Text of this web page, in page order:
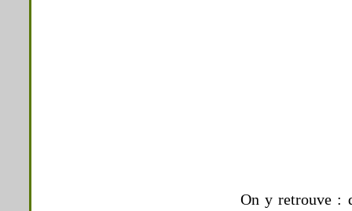
On y retrouve :